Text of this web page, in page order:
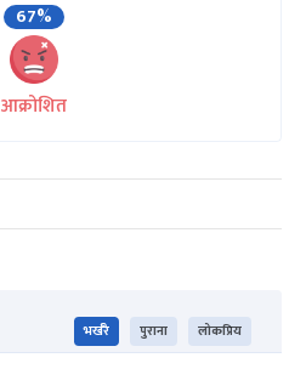
67%
आक्रोशित
भर्खरै पुराना लोकप्रिय